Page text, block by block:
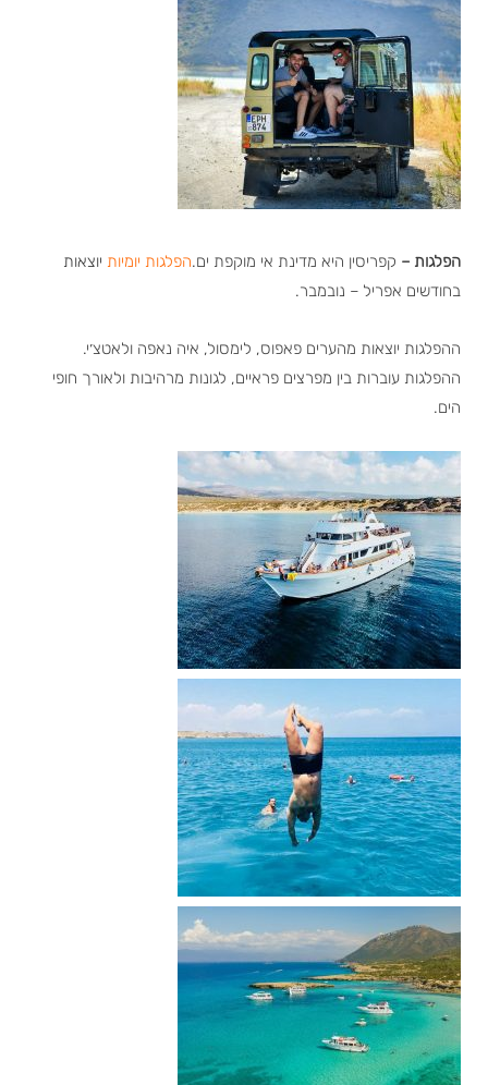
הפלגות – קפריסין היא מדינת אי מוקפת ים.הפלגות יומיות יוצאות
בחודשים אפריל – נובמבר.
ההפלגות יוצאות מהערים פאפוס, לימסול, איה נאפה ולאטצ׳י.
ההפלגות עוברות בין מפרצים פראיים, לגונות מרהיבות ולאורך חופי
הים.